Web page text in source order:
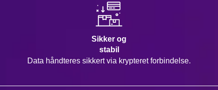
Sikker og
stabil
Data håndteres sikkert via krypteret forbindelse.